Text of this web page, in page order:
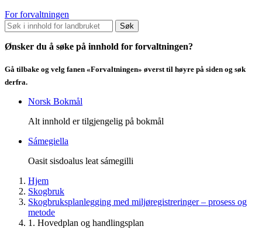
For forvaltningen
Søk
Ønsker du å søke på innhold for forvaltningen?
Gå tilbake og velg fanen «Forvaltningen» øverst til høyre på siden og søk
derfra.
Norsk Bokmål
Alt innhold er tilgjengelig på bokmål
Sámegiella
Oasit sisdoalus leat sámegilli
Hjem
Skogbruk
Skogbruksplanlegging med miljøregistreringer – prosess og
metode
1. Hovedplan og handlingsplan